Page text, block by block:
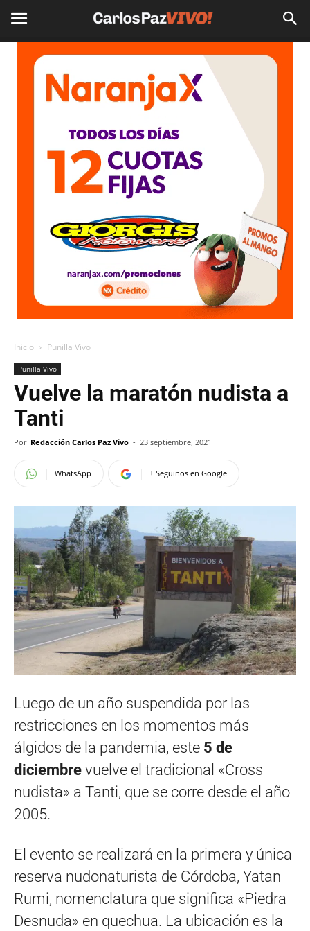
Inicio Punilla Vivo
Punilla Vivo
Vuelve la maratón nudista a
Tanti
Por Redacción Carlos Paz Vivo - 23 septiembre, 2021
WhatsApp + Seguinos en Google
Luego de un año suspendida por las
restricciones en los momentos más
álgidos de la pandemia, este 5 de
diciembre vuelve el tradicional «Cross
nudista» a Tanti, que se corre desde el año
2005.
El evento se realizará en la primera y única
reserva nudonaturista de Córdoba, Yatan
Rumi, nomenclatura que significa «Piedra
Desnuda» en quechua. La ubicación es la